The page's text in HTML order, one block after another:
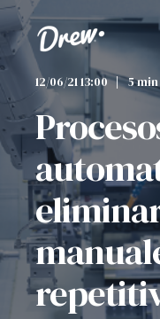
12/06/21 13:00 5